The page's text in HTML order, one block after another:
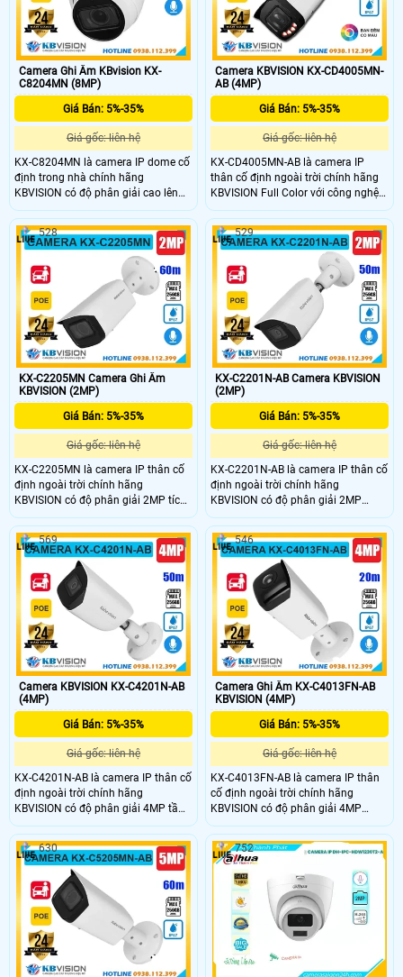
nước bụi bẩn giá rẻ nhưng chất
lượng cho mọi công trình.
lựa chọn giá rẻ, bền bỉ và hiệu quả
cho mọi công trình.
Camera Ghi Âm KBvision KX-
C8204MN (8MP)
Giá Bán: 5%-35%
Giá gốc: liên hệ
KX-C8204MN là camera IP dome cố
định trong nhà chính hãng
KBVISION có độ phân giải cao lên
đến 8MP cho hình ảnh sắc nét.
Camera tích hợp hồng ngoại 40m,
mic ghi âm, khe cắm thẻ nhớ lên
đến 256GB và công nghệ phân biệt
người, xe thông minh. Hỗ trợ POE,
vỏ kim loại chắc chắn, camera KX-
C8204MN là lựa chọn giá rẻ, chất
lượng cao cho giải pháp giám sát
an ninh.
Camera KBVISION KX-CD4005MN-
AB (4MP)
Giá Bán: 5%-35%
Giá gốc: liên hệ
KX-CD4005MN-AB là camera IP
thân cố định ngoài trời chính hãng
KBVISION Full Color với công nghệ
ánh sáng kép thông minh. Camera
có độ phân giải 4MP hỗ trợ hồng
ngoại ban đêm lên đến 60m, tích
hợp khe cắm thẻ nhớ tối đa 256GB
và khả năng phân biệt người và xe
chính xác. Với vỏ kim loại chắc chắn
chuẩn IP67, hỗ trợ POE, KX-
CD4005MN-AB là lựa chọn camera
giá rẻ, bền bỉ và hiệu quả.
KX-C2205MN Camera Ghi Âm
KBVISION (2MP)
Giá Bán: 5%-35%
Giá gốc: liên hệ
KX-C2205MN là camera IP thân cố
định ngoài trời chính hãng
KBVISION có độ phân giải 2MP tích
hợp hồng ngoại ban đêm lên đến
60m. Camera hỗ trợ khe cắm thẻ
nhớ tối đa 256GB, có micro ghi âm,
phân biệt được người và xe, cấp
nguồn qua POE tiện lợi. Với vỏ kim
loại chuẩn IP67 chống nước bụi
bẩn, camera KX-C2205MN là lựa
chọn giá rẻ bền bỉ cho nhu cầu giám
sát an ninh ngoài trời hiệu quả.
528
KX-C2201N-AB Camera KBVISION
(2MP)
Giá Bán: 5%-35%
Giá gốc: liên hệ
KX-C2201N-AB là camera IP thân cố
định ngoài trời chính hãng
KBVISION có độ phân giải 2MP
cùng tầm nhìn hồng ngoại lên đến
50m. Camera hỗ trợ khe cắm thẻ
nhớ tối đa 256GB, tích hợp micro ghi
âm và tính năng phân biệt người và
xe thông minh. Với thiết kế vỏ kim
loại chuẩn IP67 chống nước, hỗ trợ
POE, camera giá rẻ phù hợp cho
nhiều nhu cầu giám sát an ninh
hiệu quả.
529
Camera KBVISION KX-C4201N-AB
(4MP)
Giá Bán: 5%-35%
Giá gốc: liên hệ
KX-C4201N-AB là camera IP thân cố
định ngoài trời chính hãng
KBVISION có độ phân giải 4MP tầm
nhìn hồng ngoại lên đến 50m.
Camera hỗ trợ khe cắm thẻ nhớ tối
đa 256GB, tích hợp micro ghi âm và
khả năng phân biệt người và xe
thông minh. Với thiết kế vỏ kim loại
chuẩn IP67, hỗ trợ POE đây là lựa
chọn giá rẻ phù hợp cho mọi nhu
cầu giám sát an ninh hiệu quả
ngoài trời và trong nhà.
569
Camera Ghi Âm KX-C4013FN-AB
KBVISION (4MP)
Giá Bán: 5%-35%
Giá gốc: liên hệ
KX-C4013FN-AB là camera IP thân
cố định ngoài trời chính hãng
KBVISION có độ phân giải 4MP
cùng tầm hồng ngoại ban đêm lên
đến 20m. Camera tích hợp khe cắm
thẻ nhớ lên đến 256GB, micro ghi
âm, công nghệ phân biệt người và
xe, hỗ trợ POE tiện lợi. Với thiết kế vỏ
kim loại chắc chắn, đạt chuẩn
chống nước IP67 camera KX-
C4013FN-AB là lựa chọn giá rẻ đầy
đủ tính năng cho an ninh ngoài trời.
546
630 752